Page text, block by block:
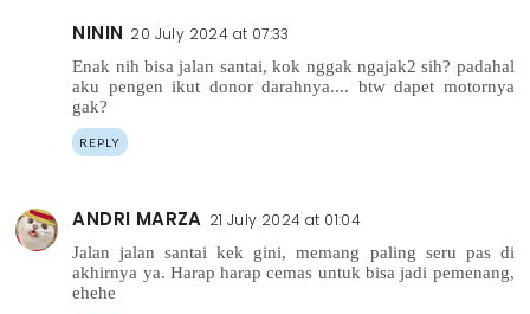
NININ 20 July 2024 at 07:33
Enak nih bisa jalan santai, kok nggak ngajak2 sih? padahal
aku pengen ikut donor darahnya.... btw dapet motornya
gak?
REPLY
ANDRI MARZA 21 July 2024 at 01:04
Jalan jalan santai kek gini, memang paling seru pas di
akhirnya ya. Harap harap cemas untuk bisa jadi pemenang,
ehehe